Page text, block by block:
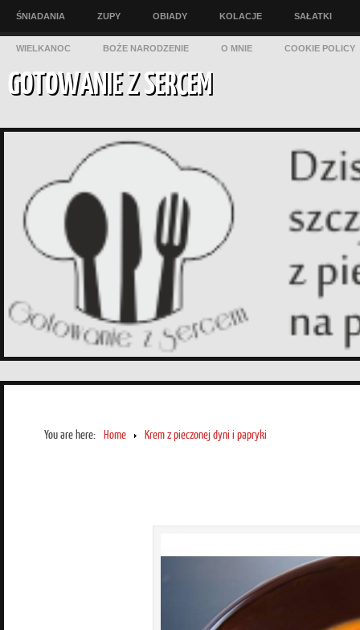
ŚNIADANIA ZUPY OBIADY KOLACJE SAŁATKI
WIELKANOC BOŻE NARODZENIE O MNIE COOKIE POLICY
GOTOWANIE Z SERCEM
You are here: Home Krem z pieczonej dyni i papryki